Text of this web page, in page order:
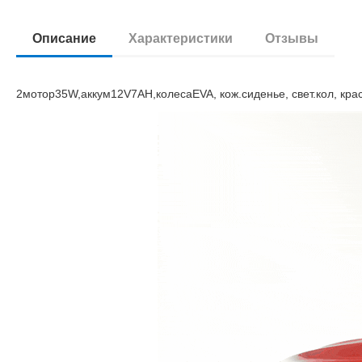
Описание Характеристики Отзывы
2мотор35W,аккум12V7AH,колесаEVA, кож.сиденье, свет.кол,